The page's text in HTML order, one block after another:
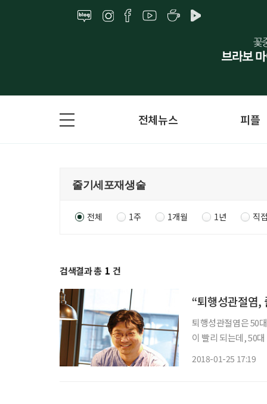
전체뉴스 피플
전체 1주 1개월 1년 직
검색결과 총 1 건
“퇴행성관절염,
퇴행성관절염은 50대
이 빨리 되는데, 50
2018-01-25 17:19